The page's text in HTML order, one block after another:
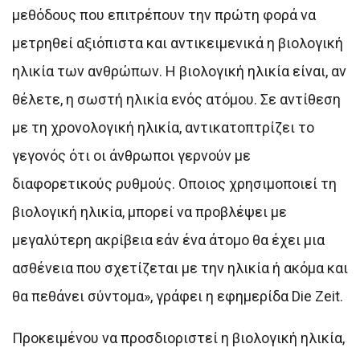
μεθόδους που επιτρέπουν την πρώτη φορά να
μετρηθεί αξιόπιστα και αντικειμενικά η βιολογική
ηλικία των ανθρώπων. Η βιολογική ηλικία είναι, αν
θέλετε, η σωστή ηλικία ενός ατόμου. Σε αντίθεση
με τη χρονολογική ηλικία, αντικατοπτρίζει το
γεγονός ότι οι άνθρωποι γερνούν με
διαφορετικούς ρυθμούς. Οποιος χρησιμοποιεί τη
βιολογική ηλικία, μπορεί να προβλέψει με
μεγαλύτερη ακρίβεια εάν ένα άτομο θα έχει μια
ασθένεια που σχετίζεται με την ηλικία ή ακόμα και
θα πεθάνει σύντομα», γράφει η εφημερίδα Die Zeit.
Προκειμένου να προσδιοριστεί η βιολογική ηλικία,